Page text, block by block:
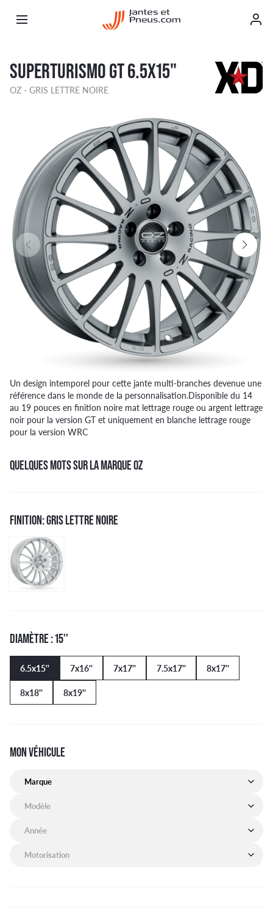
SUPERTURISMO GT 6.5X15"
OZ - GRIS LETTRE NOIRE
Un design intemporel pour cette jante multi-branches devenue une
référence dans le monde de la personnalisation.Disponible du 14
au 19 pouces en finition noire mat lettrage rouge ou argent lettrage
noir pour la version GT et uniquement en blanche lettrage rouge
pour la version WRC
QUELQUES MOTS SUR LA MARQUE OZ
FINITION: GRIS LETTRE NOIRE
DIAMÈTRE : 15''
6.5x15'' 7x16'' 7x17'' 7.5x17''
8x17''
8x18''
8x19''
MON VÉHICULE